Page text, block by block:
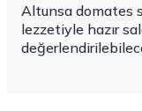
Altunsa domates
lezzetiyle hazır